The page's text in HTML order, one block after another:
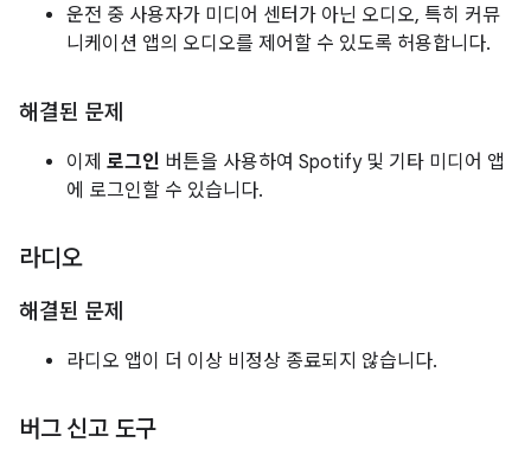
운전 중 사용자가 미디어 센터가 아닌 오디오, 특히 커뮤
니케이션 앱의 오디오를 제어할 수 있도록 허용합니다.
해결된 문제
이제 로그인 버튼을 사용하여 Spotify 및 기타 미디어 앱
에 로그인할 수 있습니다.
라디오
해결된 문제
라디오 앱이 더 이상 비정상 종료되지 않습니다.
버그 신고 도구